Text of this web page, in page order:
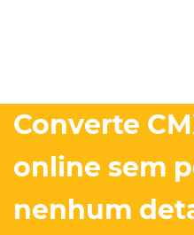
Converte
online sem
nenhum